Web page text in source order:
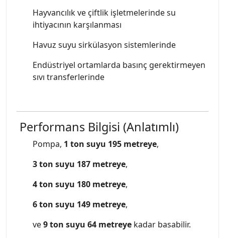
Hayvancılık ve çiftlik işletmelerinde su
ihtiyacının karşılanması
Havuz suyu sirkülasyon sistemlerinde
Endüstriyel ortamlarda basınç gerektirmeyen
sıvı transferlerinde
Performans Bilgisi (Anlatımlı)
Pompa, 1 ton suyu 195 metreye,
3 ton suyu 187 metreye,
4 ton suyu 180 metreye,
6 ton suyu 149 metreye,
ve9 ton suyu 64 metreye kadar basabilir.